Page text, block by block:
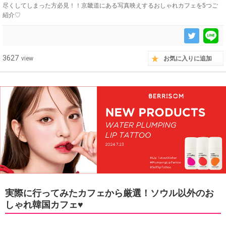
尽くしてしまった方必見！！京畿道にある写真映えするおしゃれカフェを5つご
紹介♡
3627 view お気に入りに追加
実際に行ってみたカフェから厳選！ソウル以外のお
しゃれ韓国カフェ♥